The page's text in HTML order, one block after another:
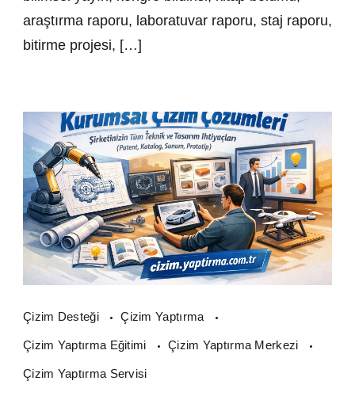
araştırma raporu, laboratuvar raporu, staj raporu,
bitirme projesi, […]
Çizim Desteği Çizim Yaptırma
Çizim Yaptırma Eğitimi Çizim Yaptırma Merkezi
Çizim Yaptırma Servisi